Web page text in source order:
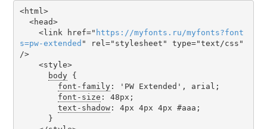
<html>
    <link href="
https ://myfonts . ru/myfonts?font
s=pw-extended " rel="stylesheet" type="text/css"
/>
body {
font-family: 'PW Extended', arial;
font-size : 48px;
text-shadow: 4px 4px 4px #aaa;